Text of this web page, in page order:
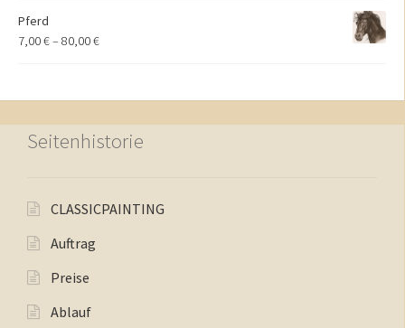
Pferd
7,00€– 80,00€
Seitenhistorie
CLASSICPAINTING
Auftrag
Preise
Ablauf